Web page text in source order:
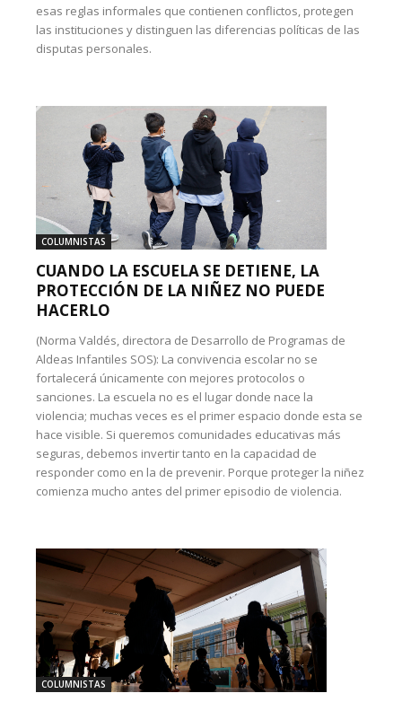
esas reglas informales que contienen conflictos, protegen
las instituciones y distinguen las diferencias políticas de las
disputas personales.
COLUMNISTAS
CUANDO LA ESCUELA SE DETIENE, LA
PROTECCIÓN DE LA NIÑEZ NO PUEDE
HACERLO
(Norma Valdés, directora de Desarrollo de Programas de
Aldeas Infantiles SOS): La convivencia escolar no se
fortalecerá únicamente con mejores protocolos o
sanciones. La escuela no es el lugar donde nace la
violencia; muchas veces es el primer espacio donde esta se
hace visible. Si queremos comunidades educativas más
seguras, debemos invertir tanto en la capacidad de
responder como en la de prevenir. Porque proteger la niñez
comienza mucho antes del primer episodio de violencia.
COLUMNISTAS